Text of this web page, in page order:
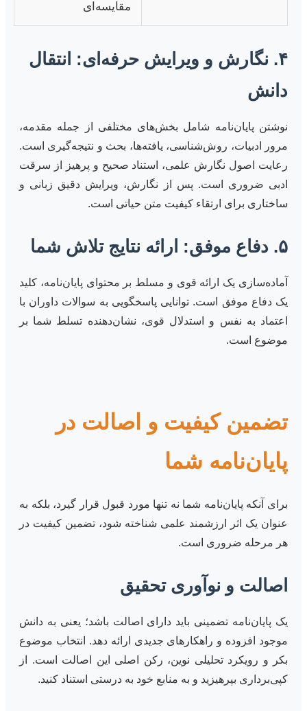
مقایسه‌ای
۴. نگارش و ویرایش حرفه‌ای: انتقال
دانش
نوشتن پایان‌نامه شامل بخش‌های مختلفی از جمله مقدمه،
مرور ادبیات، روش‌شناسی، یافته‌ها، بحث و نتیجه‌گیری است.
رعایت اصول نگارش علمی، استناد صحیح و پرهیز از سرقت
ادبی ضروری است. پس از نگارش، ویرایش دقیق زبانی و
ساختاری برای ارتقاء کیفیت متن حیاتی است.
۵. دفاع موفق: ارائه نتایج تلاش شما
آماده‌سازی یک ارائه قوی و مسلط بر محتوای پایان‌نامه، کلید
یک دفاع موفق است. توانایی پاسخگویی به سوالات داوران با
اعتماد به نفس و استدلال قوی، نشان‌دهنده تسلط شما بر
موضوع است.
تضمین کیفیت و اصالت در
پایان‌نامه شما
برای آنکه پایان‌نامه شما نه تنها مورد قبول قرار گیرد، بلکه به
عنوان یک اثر ارزشمند علمی شناخته شود، تضمین کیفیت در
هر مرحله ضروری است.
اصالت و نوآوری تحقیق
یک پایان‌نامه تضمینی باید دارای اصالت باشد؛ یعنی به دانش
موجود افزوده و راهکارهای جدیدی ارائه دهد. انتخاب موضوع
بکر و رویکرد تحلیلی نوین، رکن اصلی این اصالت است. از
کپی‌برداری بپرهیزید و به منابع خود به درستی استناد کنید.